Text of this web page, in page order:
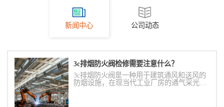
新闻中心 公司动态
3c排烟防火阀检修需要注意什么？
3c排烟防火阀是一种用于建筑通风和送风的
防烟设施，在现当代工业厂房的通气采光系